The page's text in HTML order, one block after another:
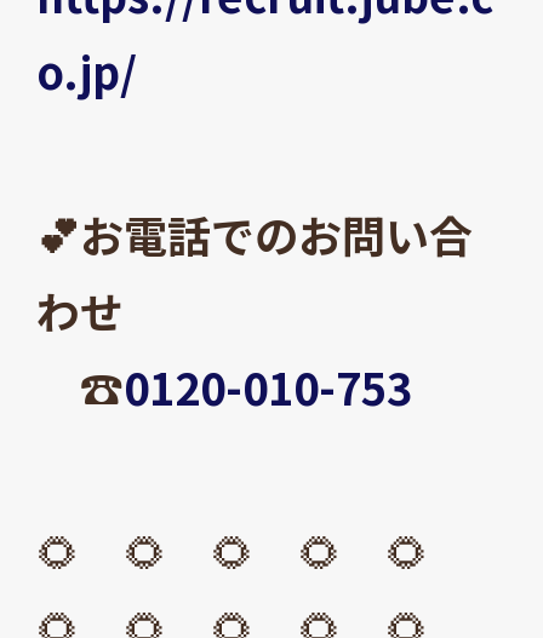
o.jp/
💕お電話でのお問い合
わせ
☎0120-010-753
🌻 🌻 🌻 🌻 🌻